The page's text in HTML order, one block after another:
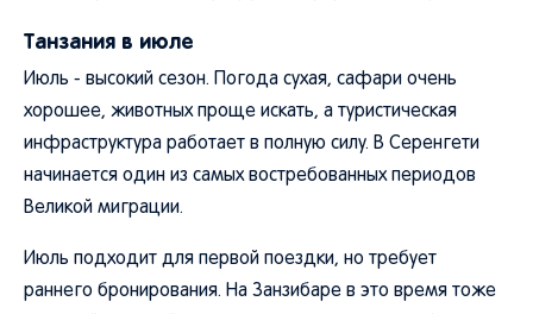
Танзания в июле
Июль - высокий сезон. Погода сухая, сафари очень
хорошее, животных проще искать, а туристическая
инфраструктура работает в полную силу. В Серенгети
начинается один из самых востребованных периодов
Великой миграции.
Июль подходит для первой поездки, но требует
раннего бронирования. На Занзибаре в это время тоже